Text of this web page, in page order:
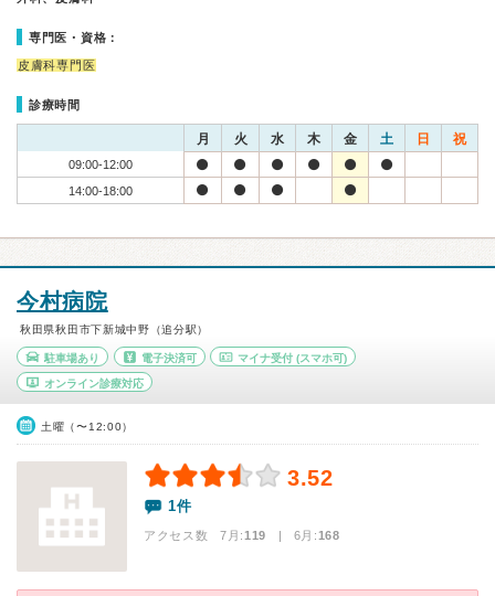
専門医・資格：
皮膚科専門医
診療時間
月 火 水 木 金 土 日 祝
09:00-12:00
14:00-18:00
今村病院
秋田県秋田市下新城中野（追分駅）
駐車場あり 電子決済可 マイナ受付 (スマホ可)
オンライン診療対応
土曜（〜12:00）
3.52
1件
アクセス数 7月:119 | 6月:168